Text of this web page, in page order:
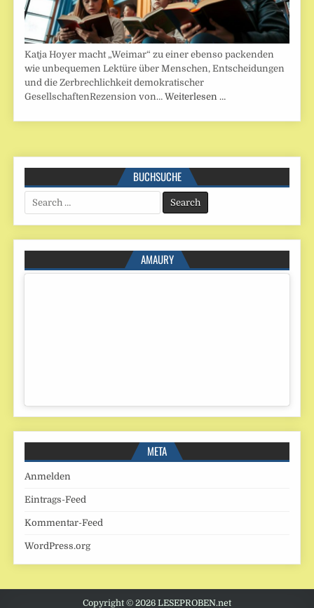
Katja Hoyer macht „Weimar“ zu einer ebenso packenden
wie unbequemen Lektüre über Menschen, Entscheidungen
und die Zerbrechlichkeit demokratischer
GesellschaftenRezension von…Weiterlesen …
BUCHSUCHE
Search
for:
AMAURY
META
Anmelden
Eintrags-Feed
Kommentar-Feed
WordPress.org
Copyright © 2026 LESEPROBEN.net